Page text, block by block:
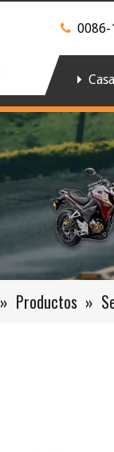
 0086-
Casa
» Productos »